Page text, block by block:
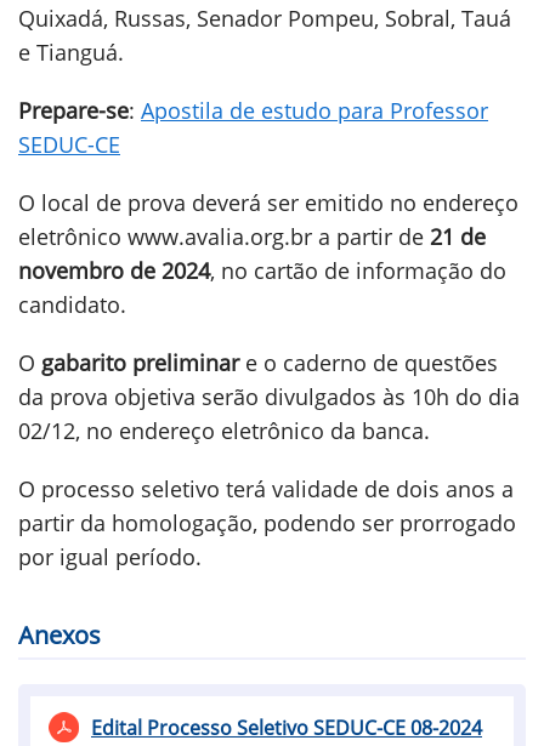
Quixadá, Russas, Senador Pompeu, Sobral, Tauá
e Tianguá.
Prepare-se: Apostila de estudo para Professor
SEDUC-CE
O local de prova deverá ser emitido no endereço
eletrônico www.avalia.org.br a partir de 21 de
novembro de 2024, no cartão de informação do
candidato.
O gabarito preliminare o caderno de questões
da prova objetiva serão divulgados às 10h do dia
02/12, no endereço eletrônico da banca.
O processo seletivo terá validade de dois anos a
partir da homologação, podendo ser prorrogado
por igual período.
Anexos
Edital Processo Seletivo SEDUC-CE 08-2024